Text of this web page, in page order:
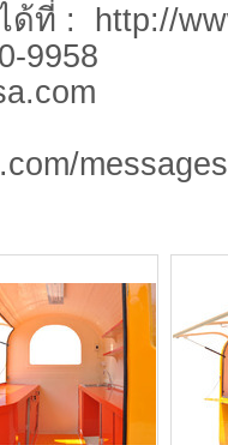
ด้ที่ : http://
9958